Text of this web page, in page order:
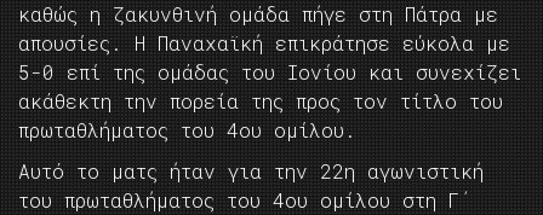
καθώς η ζακυνθινή ομάδα πήγε στη Πάτρα με
απουσίες. Η Παναχαϊκή επικράτησε εύκολα με
5-0 επί της ομάδας του Ιονίου και συνεχίζει
ακάθεκτη την πορεία της προς τον τίτλο του
πρωταθλήματος του 4ου ομίλου.
Αυτό το ματς ήταν για την 22η αγωνιστική
του πρωταθλήματος του 4ου ομίλου στη Γ΄